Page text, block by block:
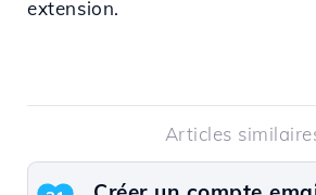
extension.
Articles